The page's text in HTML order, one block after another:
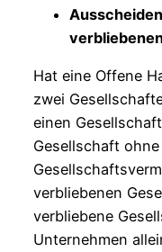
Hat eine Offene
zwei
einen
Gesellschaft
verbliebenen
verbliebene
Unternehmen